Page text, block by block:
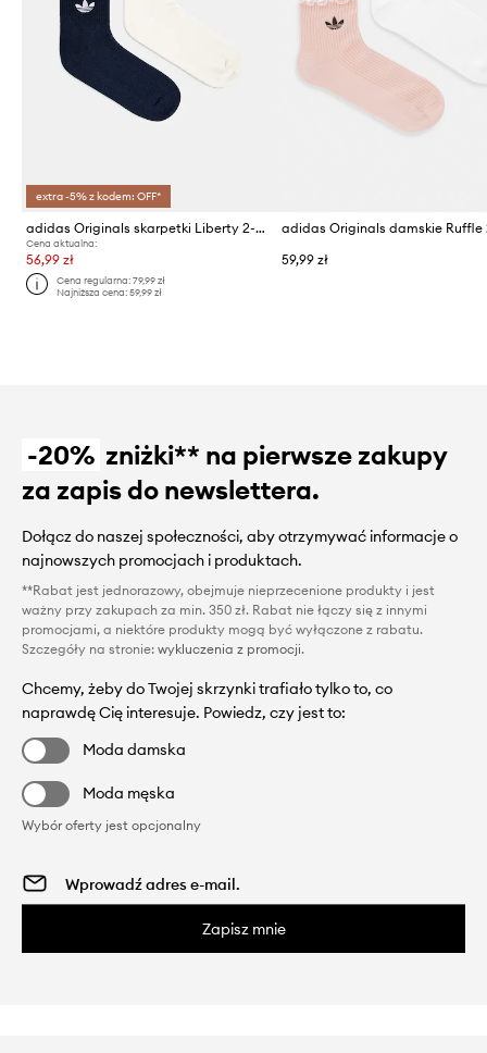
extra -5% z kodem: OFF*
adidas Originals skarpetki Liberty 2-pack
Cena aktualna:
56,99 zł
Cena regularna:79,99 zł
Najniższa cena:59,99 zł
59,99 zł
-20% zniżki** na pierwsze zakupy
za zapis do newslettera.
Dołącz do naszej społeczności, aby otrzymywać informacje o
najnowszych promocjach i produktach.
**Rabat jest jednorazowy, obejmuje nieprzecenione produkty i jest
ważny przy zakupach za min. 350 zł. Rabat nie łączy się z innymi
promocjami, a niektóre produkty mogą być wyłączone z rabatu.
Szczegóły na stronie: wykluczenia z promocji.
Chcemy, żeby do Twojej skrzynki trafiało tylko to, co
naprawdę Cię interesuje. Powiedz, czy jest to:
Moda damska
Moda męska
Wybór oferty jest opcjonalny
Zapisz mnie